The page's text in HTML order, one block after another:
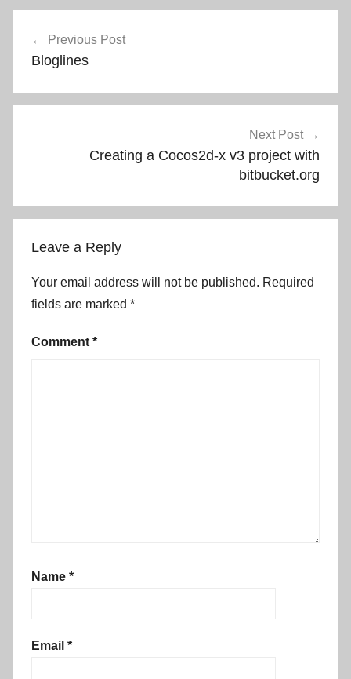
navigation
Previous Post
Bloglines
Next Post
Creating a Cocos2d-x v3 project with
bitbucket.org
Leave a Reply
Your email address will not be published. Required
fields are marked *
Comment *
Name *
Email *